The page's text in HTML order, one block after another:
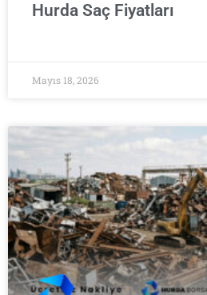
Hurda Saç Fiyatları
Mayıs 18, 2026